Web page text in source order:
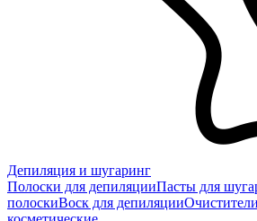
Депиляция и шугаринг
Полоски для депиляцииПасты для
полоскиВоск для депиляции